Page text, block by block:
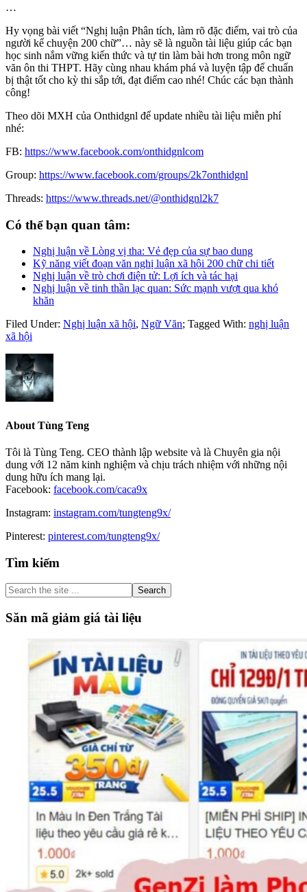
…
Hy vọng bài viết “Nghị luận Phân tích, làm rõ đặc điểm, vai trò của
người kể chuyện 200 chữ”… này sẽ là nguồn tài liệu giúp các bạn
học sinh nắm vững kiến thức và tự tin làm bài hơn trong môn ngữ
văn ôn thi THPT. Hãy cùng nhau khám phá và luyện tập để chuẩn
bị thật tốt cho kỳ thi sắp tới, đạt điểm cao nhé! Chúc các bạn thành
công!
Theo dõi MXH của Onthidgnl để update nhiều tài liệu miễn phí
nhé:
FB: https://www.facebook.com/onthidgnlcom
Group: https://www.facebook.com/groups/2k7onthidgnl
Threads: https://www.threads.net/@onthidgnl2k7
Có thể bạn quan tâm:
Nghị luận về Lòng vị tha: Vẻ đẹp của sự bao dung
Kỹ năng viết đoạn văn nghị luận xã hội 200 chữ chi tiết
Nghị luận về trò chơi điện tử: Lợi ích và tác hại
Nghị luận về tinh thần lạc quan: Sức mạnh vượt qua khó
khăn
Filed Under: Nghị luận xã hội, Ngữ Văn; Tagged With: nghị luận
xã hội
About Tùng Teng
Tôi là Tùng Teng. CEO thành lập website và là Chuyên gia nội
dung với 12 năm kinh nghiệm và chịu trách nhiệm với những nội
dung hữu ích mang lại.
Facebook: facebook.com/caca9x
Instagram: instagram.com/tungteng9x/
Pinterest: pinterest.com/tungteng9x/
Primary
Sidebar
Tìm kiếm
Search
the
site
...
Săn mã giảm giá tài liệu